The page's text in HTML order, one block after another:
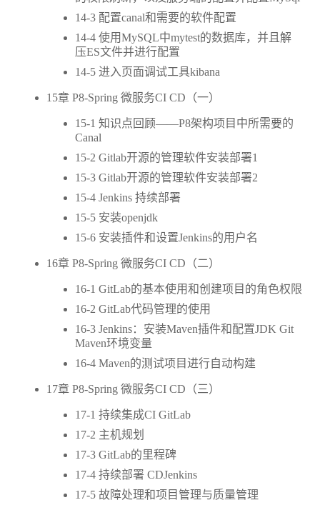
14-3 配置canal和需要的软件配置
14-4 使用MySQL中mytest的数据库，并且解
压ES文件并进行配置
14-5 进入页面调试工具kibana
15章 P8-Spring 微服务CI CD（一）
15-1 知识点回顾——P8架构项目中所需要的
Canal
15-2 Gitlab开源的管理软件安装部署1
15-3 Gitlab开源的管理软件安装部署2
15-4 Jenkins 持续部署
15-5 安装openjdk
15-6 安装插件和设置Jenkins的用户名
16章 P8-Spring 微服务CI CD（二）
16-1 GitLab的基本使用和创建项目的角色权限
16-2 GitLab代码管理的使用
16-3 Jenkins：安装Maven插件和配置JDK Git
Maven环境变量
16-4 Maven的测试项目进行自动构建
17章 P8-Spring 微服务CI CD（三）
17-1 持续集成CI GitLab
17-2 主机规划
17-3 GitLab的里程碑
17-4 持续部署 CDJenkins
17-5 故障处理和项目管理与质量管理